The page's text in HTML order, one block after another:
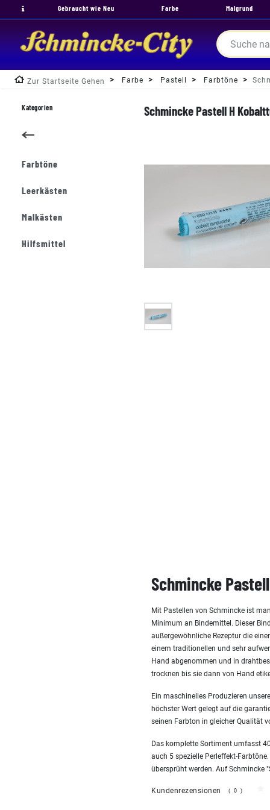
Gebraucht wie Neu Farbe Malgrund
Zur Startseite Gehen Farbe Pastell Farbtöne
Schmincke Pastell H
Schmincke Pastell
Mit Pastellen von Schmincke ist
Minimum an Bindemittel. Dieser
außergewöhnliche Rezeptur die
einem traditionellen und sehr
Hand abgenommen und in
trocknen bis sie dann von Hand
Ein maschinelles Produzieren
höchster Wert gelegt auf die
seinen Farbton in gleicher Qualität
Das komplette Sortiment umfasst
auch 5 spezielle Perleffekt-
übersprüht werden. Auf Schmincke
Kundenrezensionen (0)
Kategorien
Farbtöne
Leerkästen
Malkästen
Hilfsmittel